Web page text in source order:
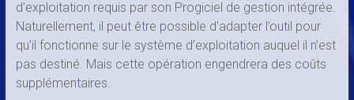
d’exploitation requis par son Progiciel de gestion intégrée.
Naturellement, il peut être possible d’adapter l’outil pour
qu’il fonctionne sur le système d’exploitation auquel il n’est
pas destiné. Mais cette opération engendrera des coûts
supplémentaires.